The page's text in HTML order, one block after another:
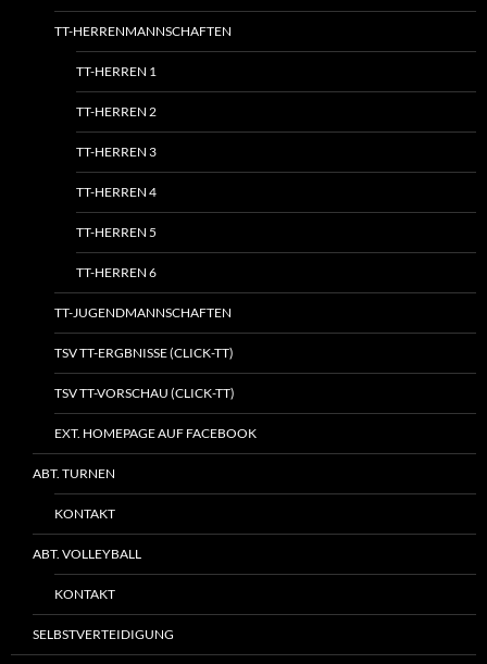
TT-HERRENMANNSCHAFTEN
TT-HERREN 1
TT-HERREN 2
TT-HERREN 3
TT-HERREN 4
TT-HERREN 5
TT-HERREN 6
TT-JUGENDMANNSCHAFTEN
TSV TT-ERGBNISSE (CLICK-TT)
TSV TT-VORSCHAU (CLICK-TT)
EXT. HOMEPAGE AUF FACEBOOK
ABT. TURNEN
KONTAKT
ABT. VOLLEYBALL
KONTAKT
SELBSTVERTEIDIGUNG